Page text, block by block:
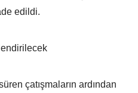
edildi.
çatışmaların ardından